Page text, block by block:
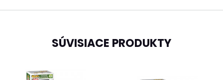
SÚVISIACE PRODUKTY